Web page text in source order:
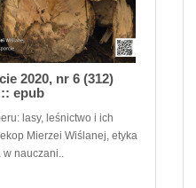
2020, nr 6 (312)
epub
lasy, leśnictwo i ich
Mierzei Wiślanej, etyka
nauczani..